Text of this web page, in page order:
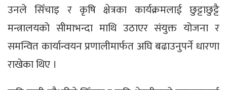
उनले सिँचाइ र कृषि क्षेत्रका कार्यक्रमलाई छुट्टाछुट्टै
मन्त्रालयको सीमाभन्दा माथि उठाएर संयुक्त योजना र
समन्वित कार्यान्वयन प्रणालीमार्फत अघि बढाउनुपर्ने धारणा
राखेका थिए ।